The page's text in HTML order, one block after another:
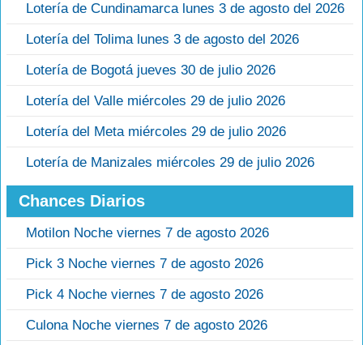
Lotería de Cundinamarca lunes 3 de agosto del 2026
Lotería del Tolima lunes 3 de agosto del 2026
Lotería de Bogotá jueves 30 de julio 2026
Lotería del Valle miércoles 29 de julio 2026
Lotería del Meta miércoles 29 de julio 2026
Lotería de Manizales miércoles 29 de julio 2026
Chances Diarios
Motilon Noche viernes 7 de agosto 2026
Pick 3 Noche viernes 7 de agosto 2026
Pick 4 Noche viernes 7 de agosto 2026
Culona Noche viernes 7 de agosto 2026